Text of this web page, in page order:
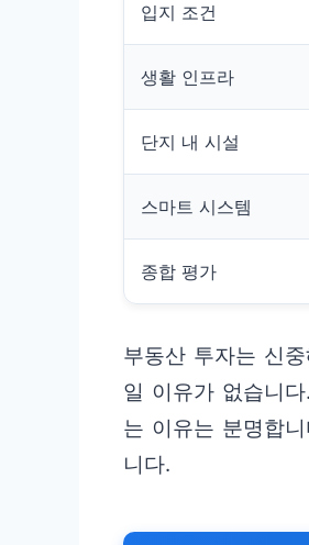
입지 조건
생활 인프라
단지 내 시설
스마트 시스템
종합 평가
부동산 투자는 신
일 이유가 없습니
는 이유는 분명합
니다.